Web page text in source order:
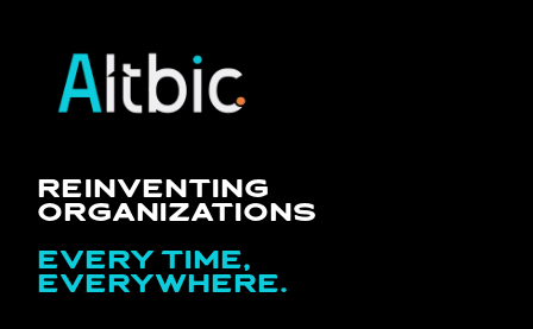
REINVENTING
ORGANIZATIONS
EVERY TIME,
EVERYWHERE.